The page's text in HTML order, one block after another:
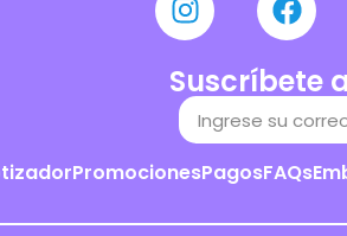
Suscríbete
PromocionesPagosFAQs